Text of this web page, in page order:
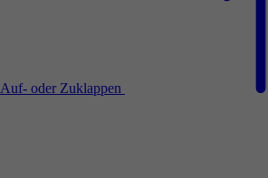
Auf- oder Zuklappen